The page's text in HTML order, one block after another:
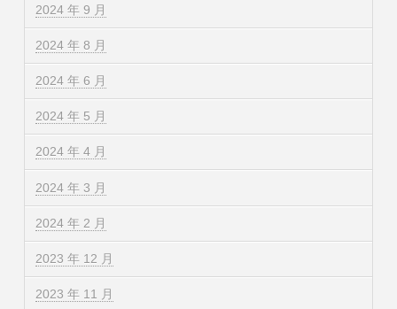
2024 年 9 月
2024 年 8 月
2024 年 6 月
2024 年 5 月
2024 年 4 月
2024 年 3 月
2024 年 2 月
2023 年 12 月
2023 年 11 月